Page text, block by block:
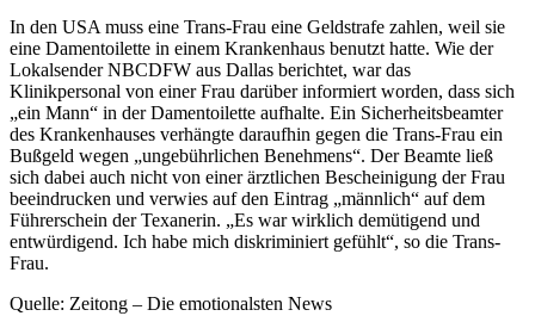
In den USA muss eine Trans-Frau eine Geldstrafe zahlen, weil sie
eine Damentoilette in einem Krankenhaus benutzt hatte. Wie der
Lokalsender NBCDFW aus Dallas berichtet, war das
Klinikpersonal von einer Frau darüber informiert worden, dass sich
„ein Mann“ in der Damentoilette aufhalte. Ein Sicherheitsbeamter
des Krankenhauses verhängte daraufhin gegen die Trans-Frau ein
Bußgeld wegen „ungebührlichen Benehmens“. Der Beamte ließ
sich dabei auch nicht von einer ärztlichen Bescheinigung der Frau
beeindrucken und verwies auf den Eintrag „männlich“ auf dem
Führerschein der Texanerin. „Es war wirklich demütigend und
entwürdigend. Ich habe mich diskriminiert gefühlt“, so die Trans-
Frau.
Quelle: Zeitong – Die emotionalsten News